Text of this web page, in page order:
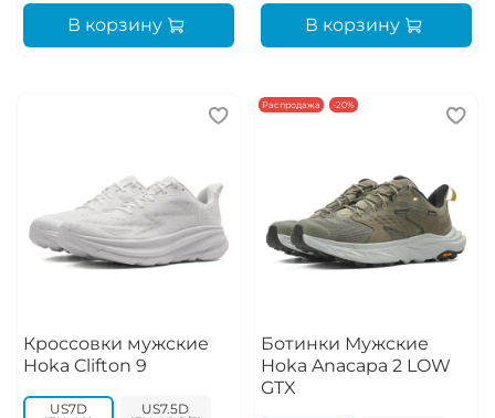
В корзину В корзину
Кроссовки мужские
Hoka Clifton 9
US7D US7.5D
Распродажа -20%
Ботинки Мужские
Hoka Anacapa 2 LOW
GTX